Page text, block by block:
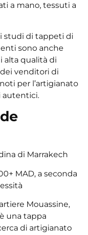
a mano, tessuti a
studi di tappeti di
sono anche
alta qualità di
venditori di
per l’artigianato
autentici.
di Marrakech
MAD, a seconda
Mouassine,
è una tappa
di artigianato